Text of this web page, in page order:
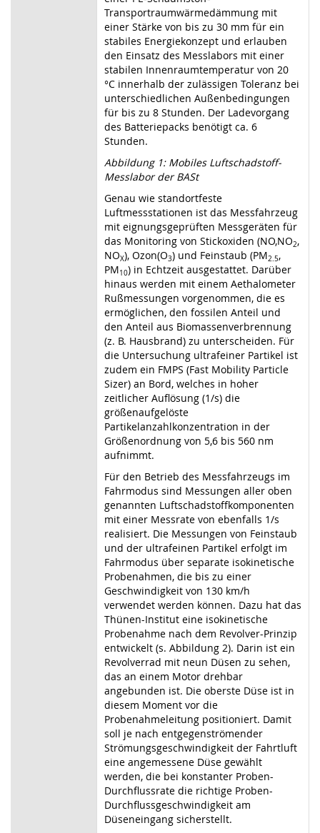
Transportraumwärmedämmung mit
einer Stärke von bis zu 30 mm für ein
stabiles Energiekonzept und erlauben
den Einsatz des Messlabors mit einer
stabilen Innenraumtemperatur von 20
°C innerhalb der zulässigen Toleranz bei
unterschiedlichen Außenbedingungen
für bis zu 8 Stunden. Der Ladevorgang
des Batteriepacks benötigt ca. 6
Stunden.
Abbildung 1: Mobiles Luftschadstoff-
Messlabor der BASt
Genau wie standortfeste
Luftmessstationen ist das Messfahrzeug
mit eignungsgeprüften Messgeräten für
das Monitoring von Stickoxiden (NO,NO2,
NOX), Ozon(O3) und Feinstaub (PM2.5,
PM10) in Echtzeit ausgestattet. Darüber
hinaus werden mit einem Aethalometer
Rußmessungen vorgenommen, die es
ermöglichen, den fossilen Anteil und
den Anteil aus Biomassenverbrennung
(z. B. Hausbrand) zu unterscheiden. Für
die Untersuchung ultrafeiner Partikel ist
zudem ein FMPS (Fast Mobility Particle
Sizer) an Bord, welches in hoher
zeitlicher Auflösung (1/s) die
größenaufgelöste
Partikelanzahlkonzentration in der
Größenordnung von 5,6 bis 560 nm
aufnimmt.
Für den Betrieb des Messfahrzeugs im
Fahrmodus sind Messungen aller oben
genannten Luftschadstoffkomponenten
mit einer Messrate von ebenfalls 1/s
realisiert. Die Messungen von Feinstaub
und der ultrafeinen Partikel erfolgt im
Fahrmodus über separate isokinetische
Probenahmen, die bis zu einer
Geschwindigkeit von 130 km/h
verwendet werden können. Dazu hat das
Thünen-Institut eine isokinetische
Probenahme nach dem Revolver-Prinzip
entwickelt (s. Abbildung 2). Darin ist ein
Revolverrad mit neun Düsen zu sehen,
das an einem Motor drehbar
angebunden ist. Die oberste Düse ist in
diesem Moment vor die
Probenahmeleitung positioniert. Damit
soll je nach entgegenströmender
Strömungsgeschwindigkeit der Fahrtluft
eine angemessene Düse gewählt
werden, die bei konstanter Proben-
Durchflussrate die richtige Proben-
Durchflussgeschwindigkeit am
Düseneingang sicherstellt.